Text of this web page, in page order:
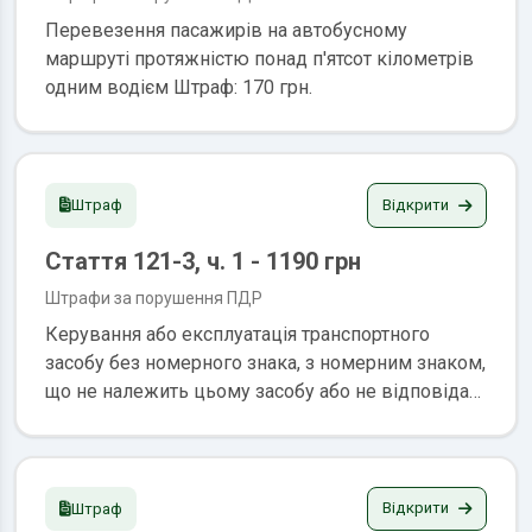
Перевезення пасажирів на автобусному
маршруті протяжністю понад п'ятсот кілометрів
одним водієм Штраф: 170 грн.
Штраф Відкрити
Стаття 121-3, ч. 1 - 1190 грн
Штрафи за порушення ПДР
Керування або експлуатація транспортного
засобу без номерного знака, з номерним знаком,
що не належить цьому засобу або не відповідає
чи неосвітленим, закритим іншими предметами
Штраф Відкрити